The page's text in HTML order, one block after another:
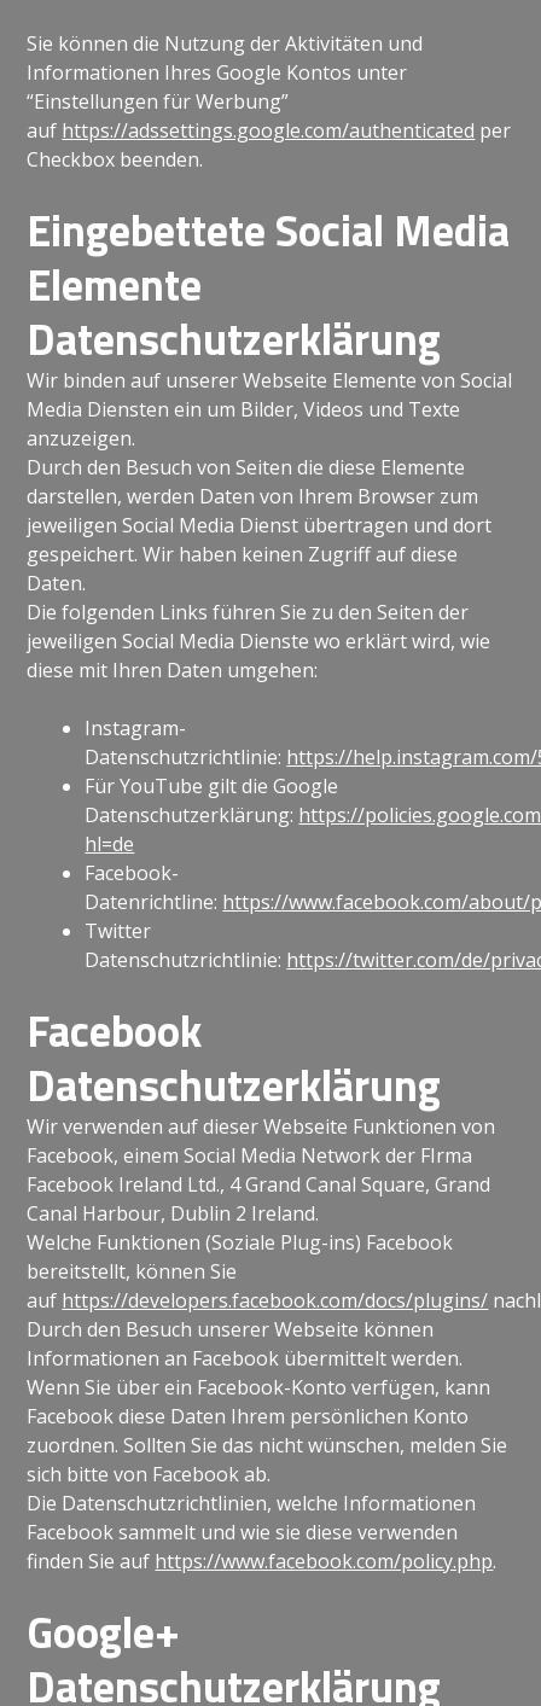
Sie können die Nutzung der Aktivitäten und
Informationen Ihres Google Kontos unter
“Einstellungen für Werbung”
auf https://adssettings.google.com/authenticated per
Checkbox beenden.
Eingebettete Social Media
Elemente
Datenschutzerklärung
Wir binden auf unserer Webseite Elemente von Social
Media Diensten ein um Bilder, Videos und Texte
anzuzeigen.
Durch den Besuch von Seiten die diese Elemente
darstellen, werden Daten von Ihrem Browser zum
jeweiligen Social Media Dienst übertragen und dort
gespeichert. Wir haben keinen Zugriff auf diese
Daten.
Die folgenden Links führen Sie zu den Seiten der
jeweiligen Social Media Dienste wo erklärt wird, wie
diese mit Ihren Daten umgehen:
Instagram-
Datenschutzrichtlinie: https://help.instagram.com/
Für YouTube gilt die Google
Datenschutzerklärung: https://
hl=de
Facebook-
Datenrichtline: https://www.facebook.com/about/
Twitter
Datenschutzrichtlinie: https://twitter.com/de/
Facebook
Datenschutzerklärung
Wir verwenden auf dieser Webseite Funktionen von
Facebook, einem Social Media Network der FIrma
Facebook Ireland Ltd., 4 Grand Canal Square, Grand
Canal Harbour, Dublin 2 Ireland.
Welche Funktionen (Soziale Plug-ins) Facebook
bereitstellt, können Sie
auf https://developers.facebook.com/docs/plugins/
Durch den Besuch unserer Webseite können
Informationen an Facebook übermittelt werden.
Wenn Sie über ein Facebook-Konto verfügen, kann
Facebook diese Daten Ihrem persönlichen Konto
zuordnen. Sollten Sie das nicht wünschen, melden Sie
sich bitte von Facebook ab.
Die Datenschutzrichtlinien, welche Informationen
Facebook sammelt und wie sie diese verwenden
finden Sie auf https://www.facebook.com/policy.php.
Google+
Datenschutzerklärung